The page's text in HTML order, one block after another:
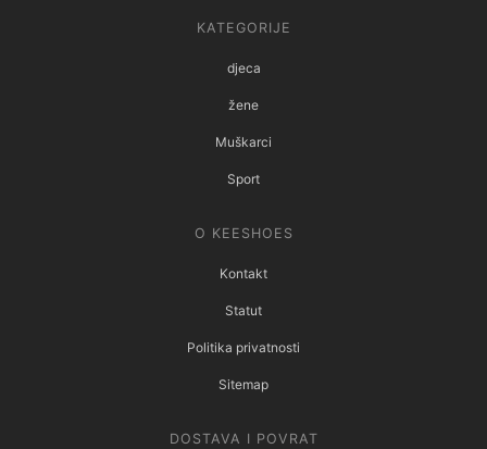
KATEGORIJE
djeca
žene
Muškarci
Sport
O KEESHOES
Kontakt
Statut
Politika privatnosti
Sitemap
DOSTAVA I POVRAT